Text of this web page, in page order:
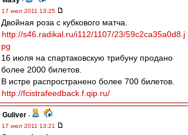
17 июл 2011 13:25
Двойная роза с кубкового матча.
http://s46.radikal.ru/i112/1107/23/59c2ca35a0d8.j
pg
16 июля на спартаковскую трибуну продано
более 2000 билетов.
В истре распространено более 700 билетов.
http://fcistrafeedback.f.qip.ru/
Guliver -
17 июл 2011 13:21